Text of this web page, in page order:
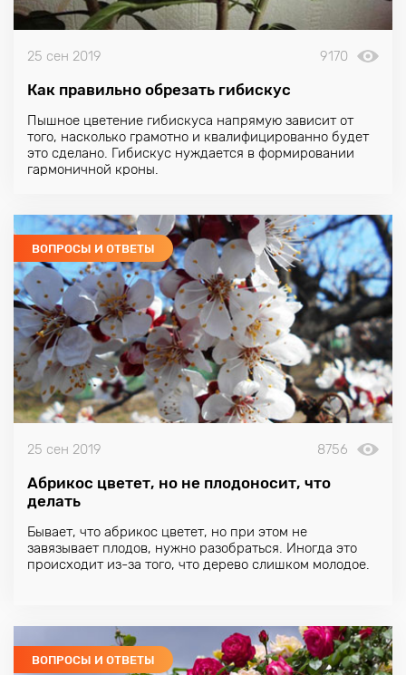
25 сен 2019 9170
Как правильно обрезать гибискус
Пышное цветение гибискуса напрямую зависит от
того, насколько грамотно и квалифицированно будет
это сделано. Гибискус нуждается в формировании
гармоничной кроны.
ВОПРОСЫ И ОТВЕТЫ
25 сен 2019 8756
Абрикос цветет, но не плодоносит, что
делать
Бывает, что абрикос цветет, но при этом не
завязывает плодов, нужно разобраться. Иногда это
происходит из-за того, что дерево слишком молодое.
ВОПРОСЫ И ОТВЕТЫ